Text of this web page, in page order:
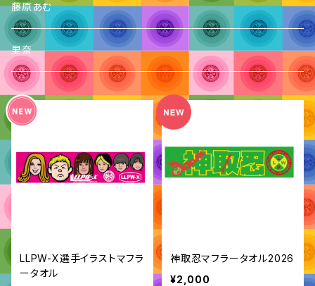
藤原あむ
里奈
LLPW-X選手イラストマフラ
ータオル
神取忍マフラータオル2026
¥2,000